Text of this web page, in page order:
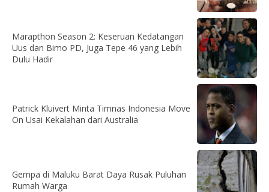
Marapthon Season 2: Keseruan Kedatangan
Uus dan Bimo PD, Juga Tepe 46 yang Lebih
Dulu Hadir
Patrick Kluivert Minta Timnas Indonesia Move
On Usai Kekalahan dari Australia
Gempa di Maluku Barat Daya Rusak Puluhan
Rumah Warga